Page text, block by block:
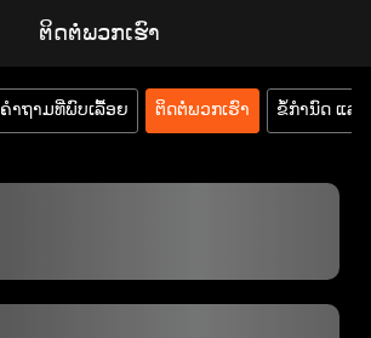
ຕິດຕໍ່ພວກເຮົາ
ຄຳຖາມທີ່ພົບເລື້ອຍ ຕິດຕໍ່ພວກເຮົາ ຂໍ້ກຳນົດ ແລະ